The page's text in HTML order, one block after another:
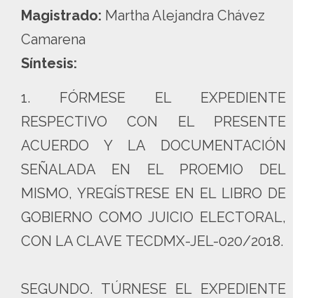
Magistrado: Martha Alejandra Chávez
Camarena
Síntesis:
1. FÓRMESE EL EXPEDIENTE
RESPECTIVO CON EL PRESENTE
ACUERDO Y LA DOCUMENTACIÓN
SEÑALADA EN EL PROEMIO DEL
MISMO, YREGÍSTRESE EN EL LIBRO DE
GOBIERNO COMO JUICIO ELECTORAL,
CON LA CLAVE TECDMX-JEL-020/2018.
SEGUNDO. TÚRNESE EL EXPEDIENTE